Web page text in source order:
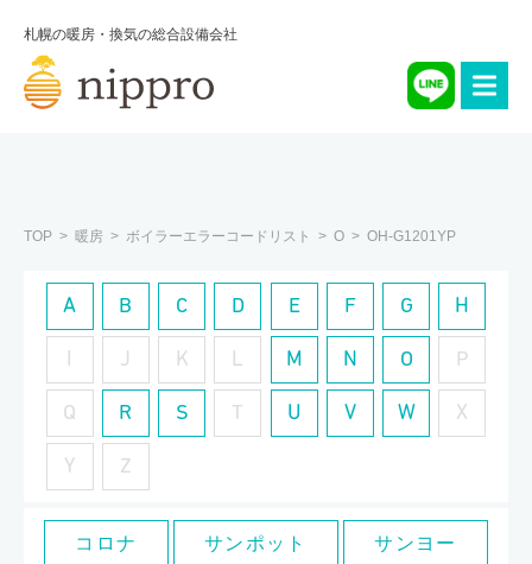
札幌の暖房・換気の総合設備会社
TOP 暖房 ボイラーエラーコードリスト O OH-G1201YP
A B C D E F G H
J K L M N O P
Q R S T U V W X
Y Z
コロナ サンポット サンヨー